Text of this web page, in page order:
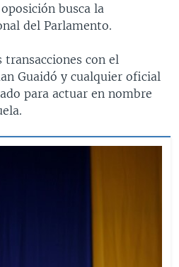
busca la
del Parlamento.
con el
Guaidó y cualquier oficial
para actuar en nombre